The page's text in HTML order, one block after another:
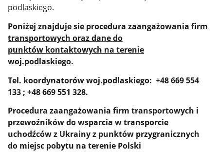
podlaskiego.
Poniżej znajduje sie procedura zaangażowania firm
transportowych oraz dane do
punktów kontaktowych na terenie
woj.podlaskiego.
Tel. koordynatorów woj.podlaskiego: +48 669 554
133 ; +48669 551 328.
Procedura zaangażowania firm transportowych i
przewoźników do wsparcia w transporcie
uchodźców z Ukrainy z punktów przygranicznych
do miejsc pobytu na terenie Polski